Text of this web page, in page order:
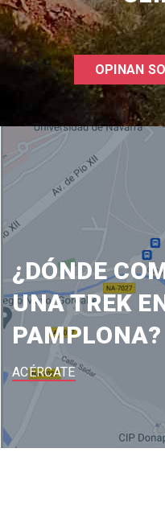
OPINAN
¿DÓNDE
UNA TREK
PAMPLONA?
ACÉRCATE